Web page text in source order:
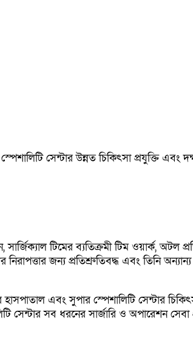
সেন্টার উন্নত চিকিৎসা প্রযুক্তি এবং
টিমের ব্যতিক্রমী টিম ওয়ার্ক,
জন্য প্রতিশ্রুতিবদ্ধ এবং তিনি
হাসপাতাল এবং সুপার স্পেশালিটি সেন্টার
সেন্টার সব ধরনের সার্জারি ও অপারেশন